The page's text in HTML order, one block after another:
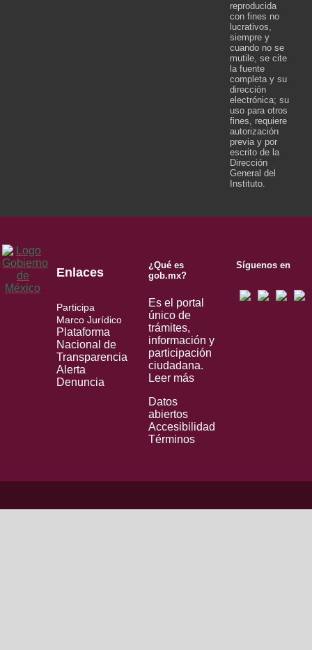
reproducida
con fines no
lucrativos,
siempre y
cuando no se
mutile, se cite
la fuente
completa y su
dirección
electrónica; su
uso para otros
fines, requiere
autorización
previa y por
escrito de la
Dirección
General del
Instituto.
Enlaces
Participa
Marco Jurídico
Plataforma
Nacional de
Transparencia
Alerta
Denuncia
¿Qué es
gob.mx?
Es el portal
único de
trámites,
información y
participación
ciudadana.
Leer más
Datos
abiertos
Accesibilidad
Términos
Síguenos en